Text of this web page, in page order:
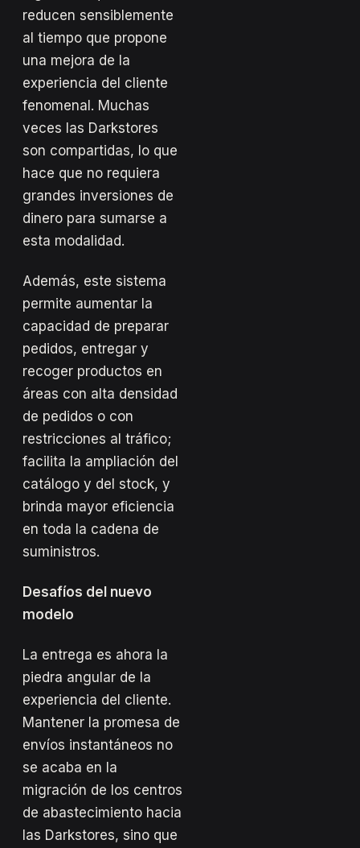
reducen sensiblemente
al tiempo que propone
una mejora de la
experiencia del cliente
fenomenal. Muchas
veces las Darkstores
son compartidas, lo que
hace que no requiera
grandes inversiones de
dinero para sumarse a
esta modalidad.
Además, este sistema
permite aumentar la
capacidad de preparar
pedidos, entregar y
recoger productos en
áreas con alta densidad
de pedidos o con
restricciones al tráfico;
facilita la ampliación del
catálogo y del stock, y
brinda mayor eficiencia
en toda la cadena de
suministros.
Desafíos del nuevo
modelo
La entrega es ahora la
piedra angular de la
experiencia del cliente.
Mantener la promesa de
envíos instantáneos no
se acaba en la
migración de los centros
de abastecimiento hacia
las Darkstores, sino que